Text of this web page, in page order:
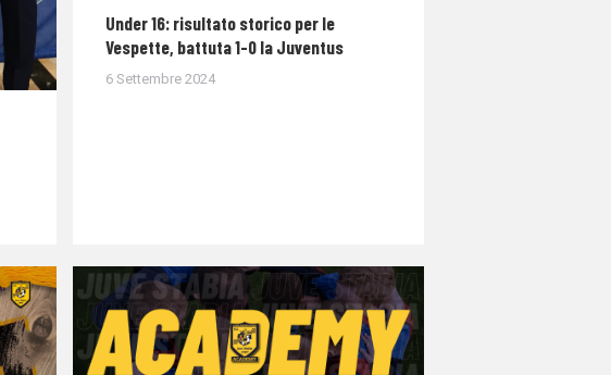
Under 16: risultato storico per le
Vespette, battuta 1-0 la Juventus
6 Settembre 2024